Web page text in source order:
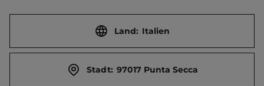
Land: Italien
Stadt: 97017 Punta Secca